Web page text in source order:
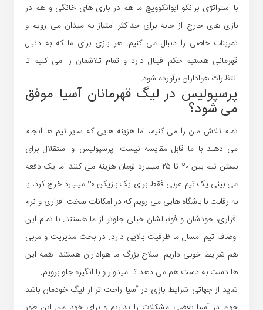
با استراتژی برانکو ایوانکوویچ ما هم در بازی های خانگی و هم در
بازی های خارج از خانه برای حداکثر امتیاز به میدان می رویم و
تمرینات خاصی را دنبال می کنیم. هر بازی برای ما که به دنبال
قهرمانی هستیم حکم فینال دارد و تمام تلاشمان را می کنیم تا
انتظارات هواداران برآورده شود.
پرسپولیس در لیگ قهرمانان آسیا موفق
می شود؟
تمام تلاش مان را می کنیم، اما هزینه هایی که سایر تیم ها انجام
می دهند با ما قابل مقایسه نیست. پرسپولیس و استقلال برای
بستن تیم بین ۲۰ تا ۲۵ میلیارد تومان هزینه می کنند اما یک دفعه
می بینی یک تیم عربی فقط برای یک بازیکن ۲۰ میلیارد خرج کرد، یا
به رقابت با باشگاه هایی می رویم که در امکانات سخت افزاری و نرم
افزاری، خودشان و فوتبالشان خیلی جلوتر از ما هستند. با تمام این
اوصاف تیم امسال ما ظرفیت بالایی دارد. در بحث مدیریت و مربی
هم شرایط خوبی داریم. سلاح بزرگ ما هواداران هستند. همه این
ها دست به دست هم می دهد تا امیدوار و با انگیزه جلو برویم.
شاید از جهاتی شرایط بازی در آسیا راحت تر از لیگ خودمان باشد